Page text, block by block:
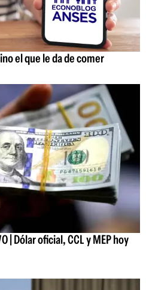
el que le da de comer
| Dólar oficial, CCL y MEP hoy